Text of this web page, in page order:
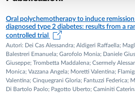
altri modelli cellulari rilevanti per le
metaboliche e cardiovascolari del
L’attività di ricerca comprende inoltre
di metaboliti bioattivi di origine
di polifenoli, sulla funzione β-cellulare
metabolica, con l’obiettivo di
Oral polychemotherapy to induce
diagnosed type 2 diabetes: results from a
controlled trial
Autori: Dei Cas Alessandra; Aldigeri Raffaella;
Balestreri Emanuela; Garofolo Monia; Daniele
Giuseppe; Trombetta Maddalena; Csermely
Monica; Vazzana Angela; Moretti Valentina;
Valentina; Cinquegrani Gloria; Fantuzzi Federica;
Di Bartolo Paolo; Pagotto Uberto; Caminiti